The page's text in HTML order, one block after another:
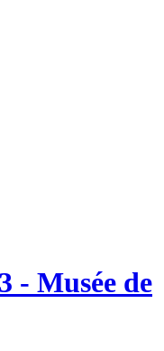
- Musée de